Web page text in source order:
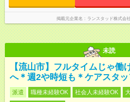
掲載元企業名 ランスタッド株式会
未読
【流山市】フルタイムじゃ働
へ＊週2や時短も＊ケアスタッ
派遣 職種未経験OK 社会人未経験OK